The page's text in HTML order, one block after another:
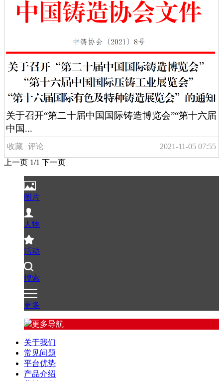
关于召开“第二十届中国国际铸造博览会”“第十六届
中国...
2021-11-05 07:55
收藏
评论
上一页 1/1 下一页
图片
人物
活动
搜索
更多
更多导航
关于我们
常见问题
平台优势
产品介绍